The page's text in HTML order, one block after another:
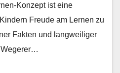
Konzept ist eine
Freude am Lernen zu
Fakten und langweiliger
Wegerer…